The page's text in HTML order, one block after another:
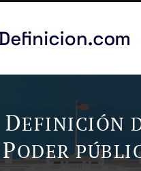
DEFINICIÓN
PODER